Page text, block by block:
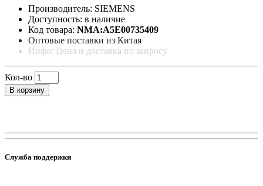
Производитель: SIEMENS
Доступность: в наличие
Код товара: NMA:A5E00735409
Оптовые поставки из Китая
Инфо: Цена и доставка по запросу
Кол-во
В корзину
Служба поддержки